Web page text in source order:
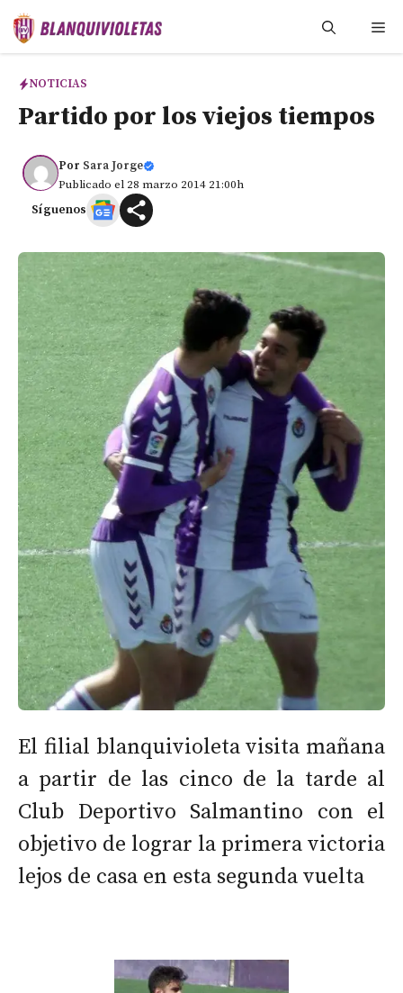
Saltar
NOTICIAS
Partido por los viejos tiempos
Por Sara Jorge
Publicado el 28 marzo 2014 21:00h
Síguenos
El filial blanquivioleta visita mañana
a partir de las cinco de la tarde al
Club Deportivo Salmantino con el
objetivo de lograr la primera victoria
lejos de casa en esta segunda vuelta